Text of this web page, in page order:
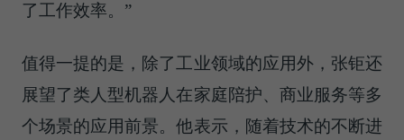
了工作效率。”
值得一提的是，除了工业领域的应用外，张钜还
展望了类人型机器人在家庭陪护、商业服务等多
个场景的应用前景。他表示，随着技术的不断进